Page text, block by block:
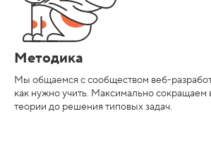
Методика
Мы общаемся с сообществом веб-
как нужно учить. Максимально сокращаем
теории до решения типовых задач.